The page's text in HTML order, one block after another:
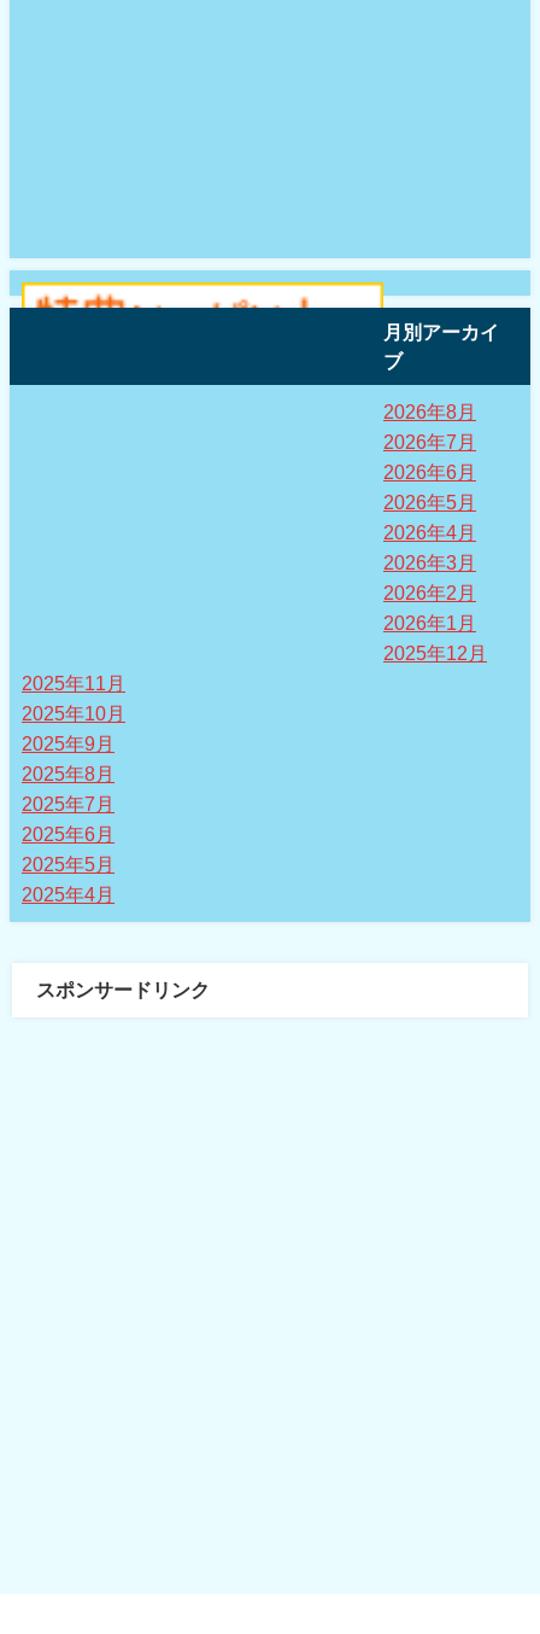
月別アーカイ
ブ
2026年8月
2026年7月
2026年6月
2026年5月
2026年4月
2026年3月
2026年2月
2026年1月
2025年12月
2025年11月
2025年10月
2025年9月
2025年8月
2025年7月
2025年6月
2025年5月
2025年4月
スポンサードリンク